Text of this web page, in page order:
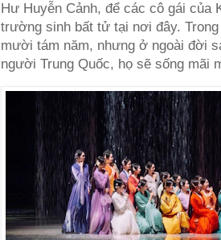
Hư Huyễn Cảnh, để các cô gái của
trường sinh bất tử tại nơi đây.
mười tám năm, nhưng ở ngoài đời
người Trung Quốc, họ sẽ sống mãi